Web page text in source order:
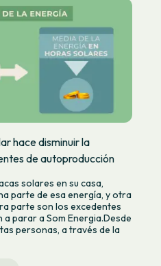
hace disminuir la
de autoproducción
solares en su casa,
parte de esa energía, y otra
parte son los excedentes
parar a Som Energia.Desde
personas, a través de la